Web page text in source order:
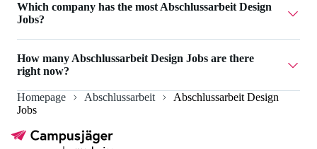
Which company has the most Abschlussarbeit Design
Jobs?
How many Abschlussarbeit Design Jobs are there
right now?
Currently there are 2 Abschlussarbeit Design Jobs.
Homepage Abschlussarbeit
Abschlussarbeit Design
Jobs